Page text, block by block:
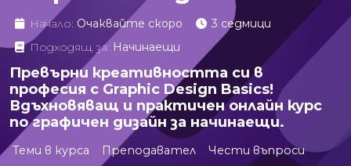
Начало: Очаквайте скоро
3 седмици
Подходящ за: Начинаещи
Превърни креативността си в
професия с Graphic Design Basics!
Вдъхновяващ и практичен онлайн курс
по графичен дизайн за начинаещи.
Теми в курса Преподавател
Чести въпроси